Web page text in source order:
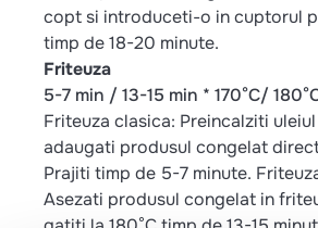
copt si introduceti-o in cuptorul
timp de 18-20 minute.
Friteuza
5-7 min / 13-15 min * 170°C/
Friteuza clasica: Preincalziti uleiul
adaugati produsul congelat
Prajiti timp de 5-7 minute.
Asezati produsul congelat in